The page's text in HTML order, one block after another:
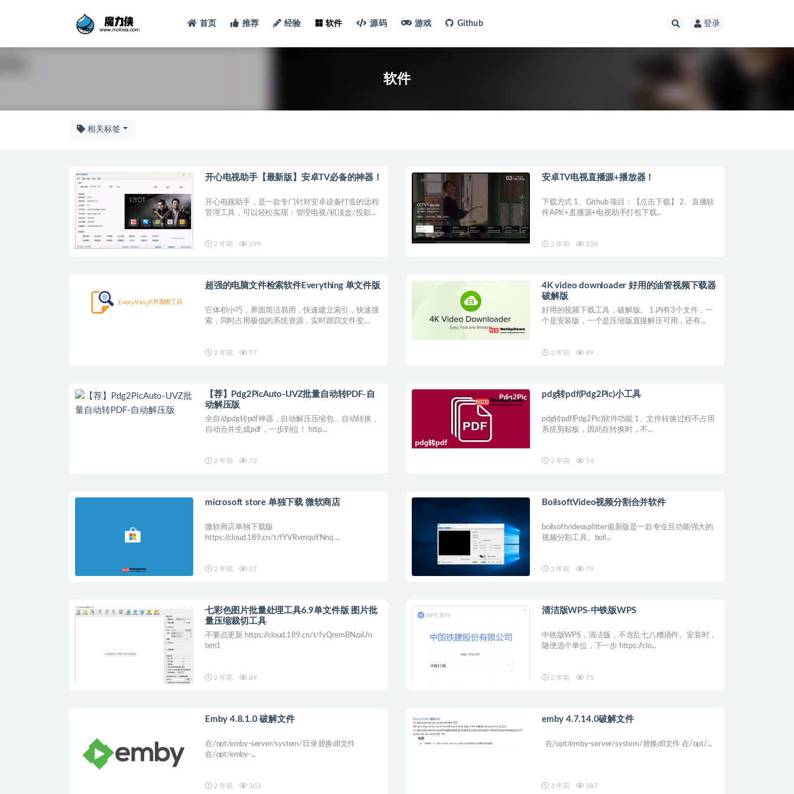
首页 推荐 经验 软件 源码 游戏 Github 登录
软件
相关标签
开心电视助手【最新版】安卓TV必备的神器！
开心电视助手，是一款专门针对安卓设备打造的远程
管理工具，可以轻松实现：管理电视/机顶盒/投影...
2 年前 299
安卓TV电视直播源+播放器！
下载方式 1、Github 项目：【点击下载】 2、直播软
件APK+直播源+电视助手打包下载...
2 年前 328
超强的电脑文件检索软件Everything 单文件版
它体积小巧，界面简洁易用，快速建立索引，快速搜
索，同时占用极低的系统资源，实时跟踪文件变
2 年前 77
4K video downloader 好用的油管视频下载器
破解版
好用的视频下载工具，破解版。 1.内有3个文件，一
个是安装版，一个是压缩版直接解压可用，还有...
2 年前 89
【荐】Pdg2PicAuto-UVZ批量自动转PDF-自
动解压版
全自动pdg转pdf神器，自动解压压缩包，自动转换，
自动合并生成pdf，一步到位！ http...
2 年前 73
pdg转pdf(Pdg2Pic)小工具
pdg转pdf(Pdg2Pic)软件功能 1、文件转换过程不占用
系统剪贴板，因此在转换时，不...
2 年前 74
microsoft store 单独下载 微软商店
微软商店单独下载版
https://cloud.189.cn/t/fYVRvmquYNnq ...
2 年前 57
BoilsoftVideo视频分割合并软件
boilsoftvideosplitter最新版是一款专业且功能强大的
视频分割工具。boil...
2 年前 79
七彩色图片批量处理工具6.9单文件版 图片批
量压缩裁切工具
不要点更新 https://cloud.189.cn/t/fyQremBNzaUn
lxm1
2 年前 89
清洁版WPS-中铁版WPS
中铁版WPS，清洁版，不含乱七八糟插件。安装时，
随便选个单位，下一步 https://clo...
2 年前 75
Emby 4.8.1.0 破解文件
在/opt/emby-server/system/目录替换dll文件
在/opt/emby-...
2 年前 303
emby 4.7.14.0破解文件
在/opt/emby-server/system/替换dll文件 在/opt/...
3 年前 287